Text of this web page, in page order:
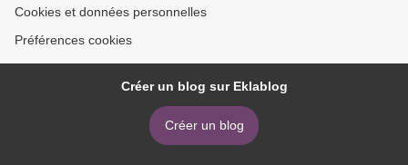
Cookies et données personnelles
Préférences cookies
Créer un blog sur Eklablog
Créer un blog